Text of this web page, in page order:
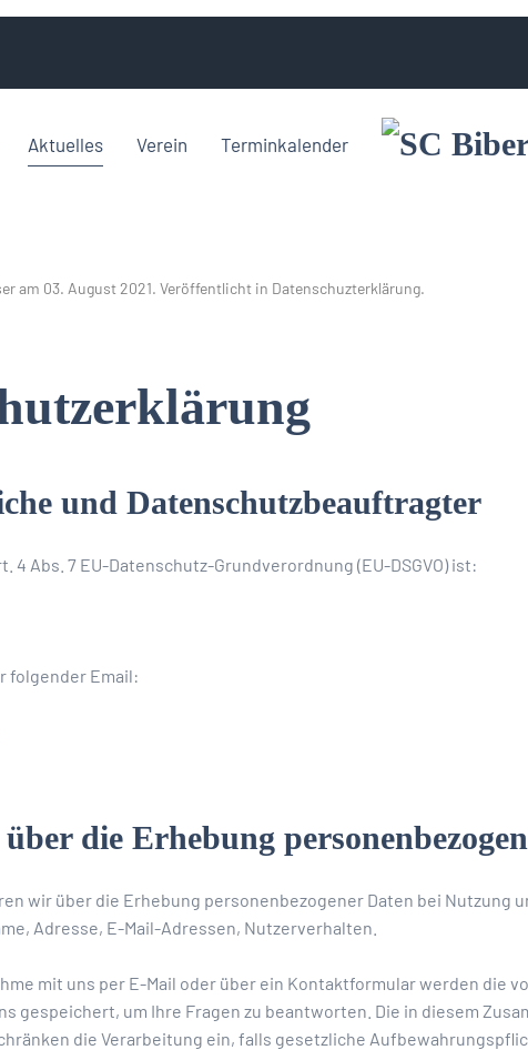
Aktuelles Verein Terminkalender
am 03. August 2021. Veröffentlicht in Datenschuzterklärung.
und Datenschutzbeauftragter
4 Abs. 7 EU-Datenschutz-Grundverordnung (EU-DSGVO) ist:
folgender Email:
die Erhebung
wir über die Erhebung personenbezogener Daten bei Nutzung
Adresse, E-Mail-Adressen, Nutzerverhalten.
mit uns per E-Mail oder über ein Kontaktformular werden die
gespeichert, um Ihre Fragen zu beantworten. Die in diesem
die Verarbeitung ein, falls gesetzliche